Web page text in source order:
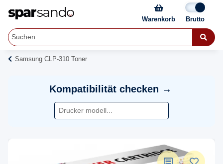
Warenkorb
Samsung CLP-310 Toner
Kompatibilität checken →